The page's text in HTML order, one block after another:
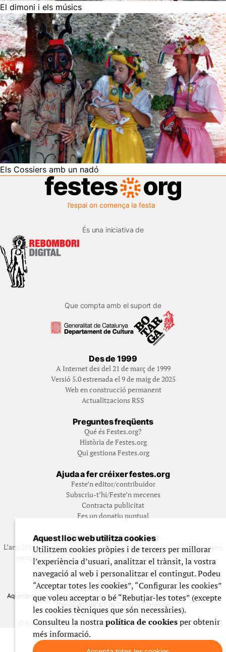
El dimoni i els músics
Els Cossiers amb un nadó
És una iniciativa de
Que compta amb el suport de
Des de 1999
A Internet des del 21 de març de 1999
Versió 5.0 estrenada el 9 de maig de 2025
Web en construcció permanent
Actualitzacions RSS
Preguntes freqüents
Qué és Festes.org?
Història de Festes.org
Qui gestiona Festes.org
Ajuda a fer créixer festes.org
Feste’n editor/contribuidor
Subscriu-t’hi/Feste’n mecenes
Contracta publicitat
Fes un donatiu puntual
Els llibres de festes.org
L’any 2012 vam posar en marxa una col·lecció editorial en format paper,
recuperant i ampliant materials que fins aleshores havien estat
exclusivament accessibles al nostre espai web. [+]
Aquesta obra està subjecta a una llicència de Reconeixement No Comercial -
CompartirIgual 4.0 de Creative Commons
© 1999-2026 festes.org
Crèdits del webAvís legalPolítica de privadesaÚs de galetesContacte
Aquest lloc web utilitza cookies
Utilitzem cookies pròpies i de tercers per millorar
l’experiència d’usuari, analitzar el trànsit, la vostra
navegació al web i personalitzar el contingut. Podeu
“Acceptar totes les cookies”, “Configurar les cookies”
que voleu acceptar o bé “Rebutjar-les totes” (excepte
les cookies tècniques que són necessàries).
Consulteu la nostrapolítica de cookiesper obtenir
més informació.